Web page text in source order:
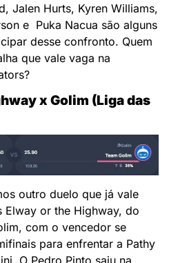
Jalen Hurts, Kyren Williams,
e Puka Nacua são alguns
desse confronto. Quem
que vale vaga na
x Golim (Liga das
outro duelo que já vale
Elway or the Highway, do
com o vencedor se
para enfrentar a Pathy
O Pedro Pinto saiu na